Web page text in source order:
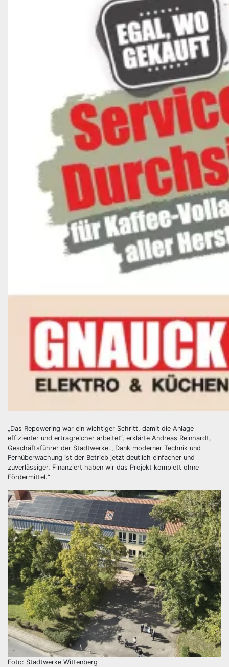
„Das Repowering war ein wichtiger Schritt, damit die Anlage
effizienter und ertragreicher arbeitet“, erklärte Andreas Reinhardt,
Geschäftsführer der Stadtwerke. „Dank moderner Technik und
Fernüberwachung ist der Betrieb jetzt deutlich einfacher und
zuverlässiger. Finanziert haben wir das Projekt komplett ohne
Fördermittel.“
Foto: Stadtwerke Wittenberg